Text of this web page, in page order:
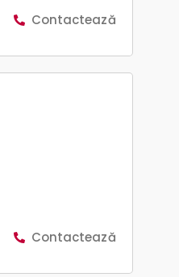
Contactează
Contactează